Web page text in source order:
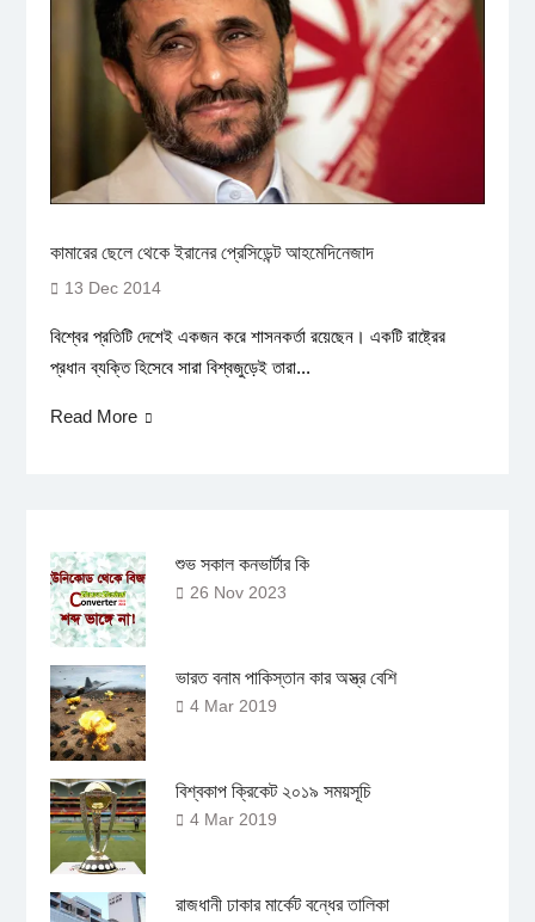
কামারের ছেলে থেকে ইরানের প্রেসিডেন্ট আহমেদিনেজাদ
13 Dec 2014
বিশ্বের প্রতিটি দেশেই একজন করে শাসনকর্তা রয়েছেন। একটি রাষ্ট্রের
প্রধান ব্যক্তি হিসেবে সারা বিশ্বজুড়েই তারা...
Read More
শুভ সকাল কনভার্টার কি
26 Nov 2023
ভারত বনাম পাকিস্তান কার অস্ত্র বেশি
4 Mar 2019
বিশ্বকাপ ক্রিকেট ২০১৯ সময়সূচি
4 Mar 2019
রাজধানী ঢাকার মার্কেট বন্ধের তালিকা